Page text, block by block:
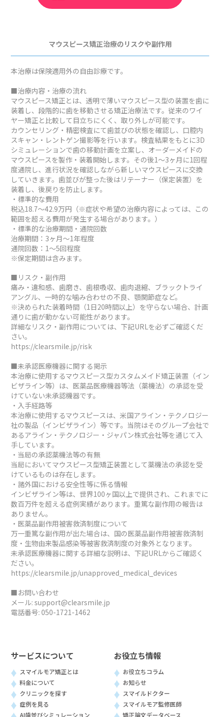
マウスピース矯正治療のリスクや副作用
本治療は保険適用外の自由診療です。
■治療内容・治療の流れ
マウスピース矯正とは、透明で薄いマウスピース型の装置を歯に
装着し、段階的に歯を移動させる矯正治療法です。従来のワイ
ヤー矯正と比較して目立ちにくく、取り外しが可能です。
カウンセリング・精密検査にて歯並びの状態を確認し、口腔内
スキャン・レントゲン撮影等を行います。検査結果をもとに3D
シミュレーションで歯の移動計画を立案し、オーダーメイドの
マウスピースを製作・装着開始します。その後1～3ヶ月に1回程
度通院し、進行状況を確認しながら新しいマウスピースに交換
していきます。歯並びが整った後はリテーナー（保定装置）を
装着し、後戻りを防止します。
・標準的な費用
税込18.7～42.9万円（※症状や希望の治療内容によっては、この
範囲を超える費用が発生する場合があります。）
・標準的な治療期間・通院回数
治療期間：3ヶ月～1年程度
通院回数：1～5回程度
※保定期間は含みます。
■リスク・副作用
痛み・違和感、歯磨き、歯根吸収、歯肉退縮、ブラックトライ
アングル、一時的な噛み合わせの不良、顎関節症など。
※決められた装着時間（1日20時間以上）を守らない場合、計画
通りに歯が動かない可能性があります。
詳細なリスク・副作用については、下記URLを必ずご確認くだ
さい。
https://clearsmile.jp/risk
■未承認医療機器に関する掲示
本治療に使用するマウスピース型カスタムメイド矯正装置（イン
ビザライン等）は、医薬品医療機器等法（薬機法）の承認を受
けていない未承認機器です。
・入手経路等
本治療に使用するマウスピースは、米国アライン・テクノロジー
社の製品（インビザライン）等です。当院はそのグループ会社で
あるアライン・テクノロジー・ジャパン株式会社等を通じて入
手しています。
・当局の承認薬機法等の有無
当局においてマウスピース型矯正装置として薬機法の承認を受
けているものは存在します。
・諸外国における安全性等に係る情報
インビザライン等は、世界100ヶ国以上で提供され、これまでに
数百万件を超える症例実績があります。重篤な副作用の報告は
ありません。
・医薬品副作用被害救済制度について
万一重篤な副作用が出た場合は、国の医薬品副作用被害救済制
度・生物由来製品感染等被害救済制度の対象外となります。
未承認医療機器に関する詳細な説明は、下記URLからご確認く
ださい。
https://clearsmile.jp/unapproved_medical_devices
■お問い合わせ
メール: support@clearsmile.jp
電話番号: 050-1721-1462
サービスについて
スマイルモア矯正とは
料金について
クリニックを探す
症例を見る
AI歯並びシミュレーション
お役立ち情報
お役立ちコラム
お知らせ
スマイルドクター
スマイルモア監修医師
矯正論文データベース